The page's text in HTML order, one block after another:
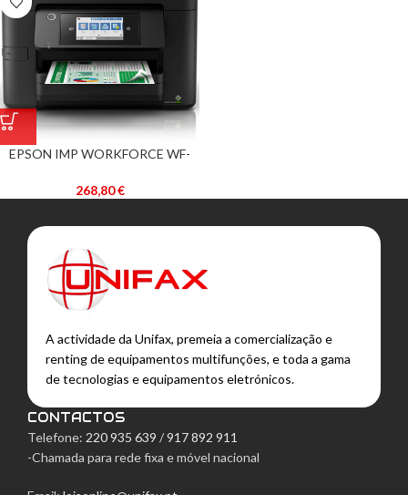
EPSON IMP WORKFORCE WF-
268,80€
A actividade da Unifax, premeia a comercialização e
renting de equipamentos multifunções, e toda a gama
de tecnologias e equipamentos eletrónicos.
CONTACTOS
Telefone: 220 935 639 /917 892 911
-Chamada para rede fixa e móvel nacional